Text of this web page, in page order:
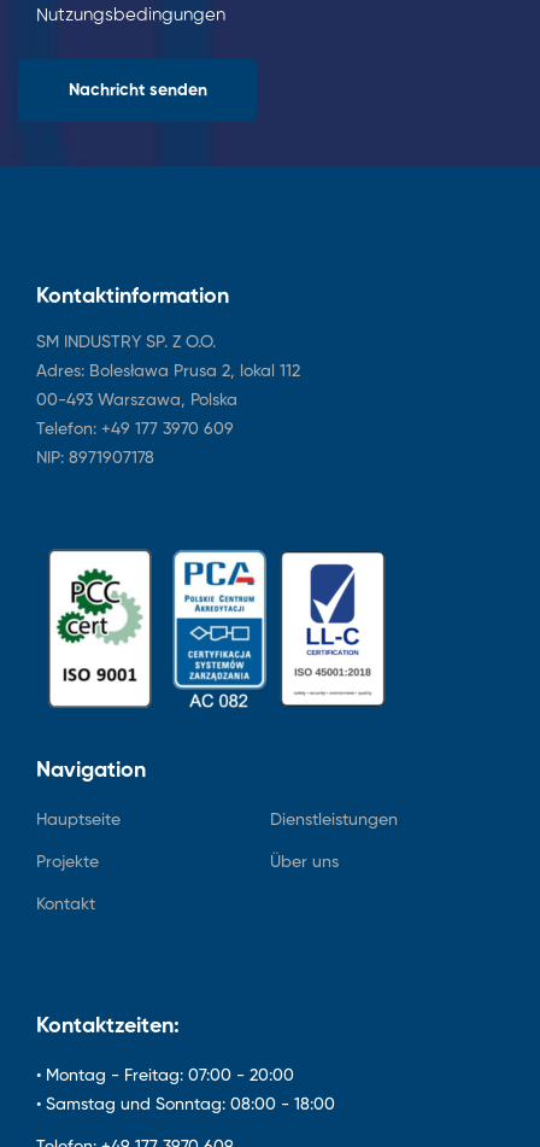
Nutzungsbedingungen
Kontaktinformation
SM INDUSTRY SP. Z O.O.
Adres: Bolesława Prusa 2, lokal 112
00-493 Warszawa, Polska
Telefon: +49 177 3970 609
NIP: 8971907178
Navigation
Hauptseite Dienstleistungen
Projekte Über uns
Kontakt
Kontaktzeiten:
• Montag - Freitag: 07:00 - 20:00
• Samstag und Sonntag: 08:00 - 18:00